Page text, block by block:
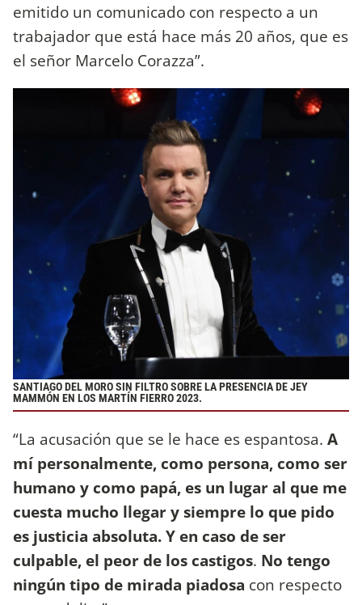
emitido un comunicado con respecto a un
trabajador que está hace más 20 años, que es
el señor Marcelo Corazza”.
SANTIAGO DEL MORO SIN FILTRO SOBRE LA PRESENCIA DE JEY
MAMMÓN EN LOS MARTÍN FIERRO 2023.
“La acusación que se le hace es espantosa. A
mí personalmente, como persona, como ser
humano y como papá, es un lugar al que me
cuesta mucho llegar y siempre lo que pido
es justicia absoluta. Y en caso de ser
culpable, el peor de los castigos. No tengo
ningún tipo de mirada piadosa con respecto